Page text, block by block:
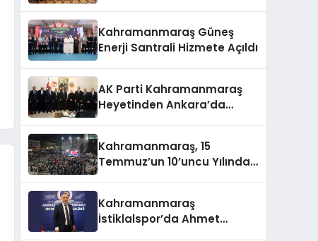
Kahramanmaraş Güneş
Enerji Santrali Hizmete Açıldı
AK Parti Kahramanmaraş
Heyetinden Ankara’da
Kahramanmaraş, 15
Temmuz’un 10’uncu Yılında
Kahramanmaraş
İstiklalspor’da Ahmet